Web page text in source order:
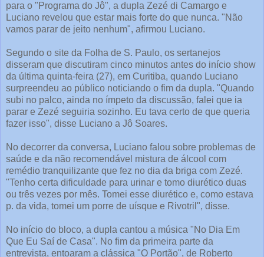
para o "Programa do Jô", a dupla Zezé di Camargo e
Luciano revelou que estar mais forte do que nunca. "Não
vamos parar de jeito nenhum", afirmou Luciano.
Segundo o site da Folha de S. Paulo, os sertanejos
disseram que discutiram cinco minutos antes do início show
da última quinta-feira (27), em Curitiba, quando Luciano
surpreendeu ao público noticiando o fim da dupla. "Quando
subi no palco, ainda no ímpeto da discussão, falei que ia
parar e Zezé seguiria sozinho. Eu tava certo de que queria
fazer isso", disse Luciano a Jô Soares.
No decorrer da conversa, Luciano falou sobre problemas de
saúde e da não recomendável mistura de álcool com
remédio tranquilizante que fez no dia da briga com Zezé.
"Tenho certa dificuldade para urinar e tomo diurético duas
ou três vezes por mês. Tomei esse diurético e, como estava
p. da vida, tomei um porre de uísque e Rivotril", disse.
No início do bloco, a dupla cantou a música "No Dia Em
Que Eu Saí de Casa". No fim da primeira parte da
entrevista, entoaram a clássica "O Portão", de Roberto